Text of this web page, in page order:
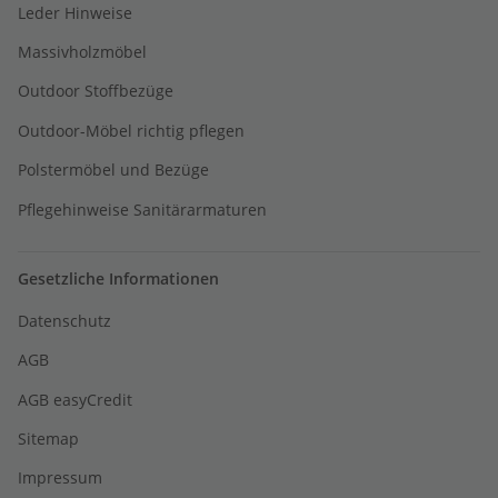
Leder Hinweise
Massivholzmöbel
Outdoor Stoffbezüge
Outdoor-Möbel richtig pflegen
Polstermöbel und Bezüge
Pflegehinweise Sanitärarmaturen
Gesetzliche Informationen
Datenschutz
AGB
AGB easyCredit
Sitemap
Impressum